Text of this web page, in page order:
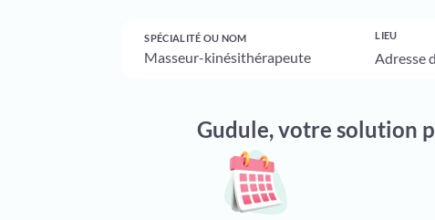
SPÉCIALITÉ OU NOM LIEU
Gudule, votre solution